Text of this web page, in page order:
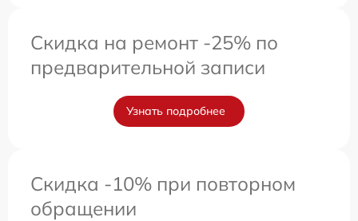
Скидка на ремонт -25% по
предварительной записи
Узнать подробнее
Скидка -10% при повторном
обращении